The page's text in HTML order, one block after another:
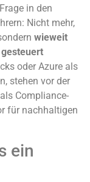
in den
Nicht mehr,
wieweit
oder Azure als
stehen vor der
Compliance-
für nachhaltigen
ein